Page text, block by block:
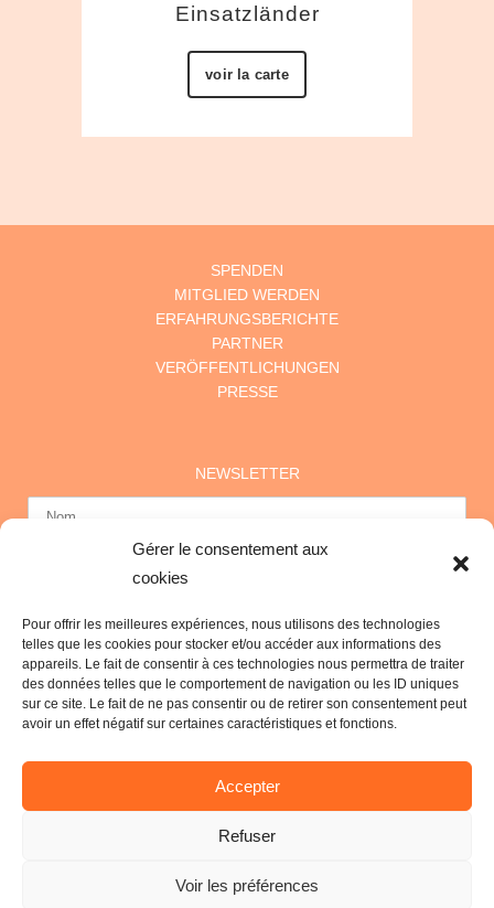
Gérer le consentement aux
cookies
Pour offrir les meilleures expériences, nous utilisons des technologies
telles que les cookies pour stocker et/ou accéder aux informations des
appareils. Le fait de consentir à ces technologies nous permettra de traiter
des données telles que le comportement de navigation ou les ID uniques
sur ce site. Le fait de ne pas consentir ou de retirer son consentement peut
avoir un effet négatif sur certaines caractéristiques et fonctions.
Accepter
Refuser
Voir les préférences
Einsatzländer
voir la carte
SPENDEN
MITGLIED WERDEN
ERFAHRUNGSBERICHTE
PARTNER
VERÖFFENTLICHUNGEN
PRESSE
NEWSLETTER
Nous sommes certifiés Zewo pour la bonne